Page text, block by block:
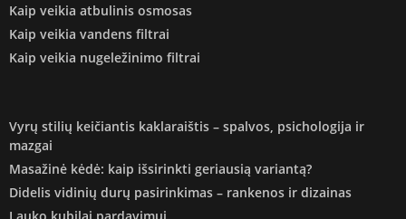
Kaip veikia atbulinis osmosas
Kaip veikia vandens filtrai
Kaip veikia nugeležinimo filtrai
Vyrų stilių keičiantis kaklaraištis – spalvos, psichologija ir
mazgai
Masažinė kėdė: kaip išsirinkti geriausią variantą?
Didelis vidinių durų pasirinkimas – rankenos ir dizainas